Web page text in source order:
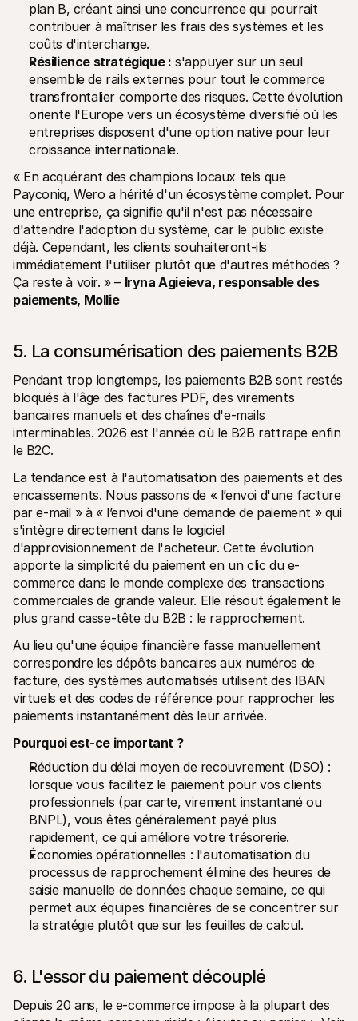
plan B, créant ainsi une concurrence qui pourrait
contribuer à maîtriser les frais des systèmes et les
coûts d'interchange.
Résilience stratégique : s'appuyer sur un seul
ensemble de rails externes pour tout le commerce
transfrontalier comporte des risques. Cette évolution
oriente l'Europe vers un écosystème diversifié où les
entreprises disposent d'une option native pour leur
croissance internationale.
« En acquérant des champions locaux tels que
Payconiq, Wero a hérité d'un écosystème complet. Pour
une entreprise, ça signifie qu'il n'est pas nécessaire
d'attendre l'adoption du système, car le public existe
déjà. Cependant, les clients souhaiteront-ils
immédiatement l'utiliser plutôt que d'autres méthodes ?
Ça reste à voir. » – Iryna Agieieva, responsable des
paiements, Mollie
5. La consumérisation des paiements B2B
Pendant trop longtemps, les paiements B2B sont restés
bloqués à l'âge des factures PDF, des virements
bancaires manuels et des chaînes d'e-mails
interminables. 2026 est l'année où le B2B rattrape enfin
le B2C.
La tendance est à l'automatisation des paiements et des
encaissements. Nous passons de « l’envoi d'une facture
par e-mail » à « l’envoi d'une demande de paiement » qui
s'intègre directement dans le logiciel
d'approvisionnement de l'acheteur. Cette évolution
apporte la simplicité du paiement en un clic du e-
commerce dans le monde complexe des transactions
commerciales de grande valeur. Elle résout également le
plus grand casse-tête du B2B : le rapprochement.
Au lieu qu'une équipe financière fasse manuellement
correspondre les dépôts bancaires aux numéros de
facture, des systèmes automatisés utilisent des IBAN
virtuels et des codes de référence pour rapprocher les
paiements instantanément dès leur arrivée.
Pourquoi est-ce important ?
Réduction du délai moyen de recouvrement (DSO) :
lorsque vous facilitez le paiement pour vos clients
professionnels (par carte, virement instantané ou
BNPL), vous êtes généralement payé plus
rapidement, ce qui améliore votre trésorerie.
Économies opérationnelles : l'automatisation du
processus de rapprochement élimine des heures de
saisie manuelle de données chaque semaine, ce qui
permet aux équipes financières de se concentrer sur
la stratégie plutôt que sur les feuilles de calcul.
6. L'essor du paiement découplé
Depuis 20 ans, le e-commerce impose à la plupart des